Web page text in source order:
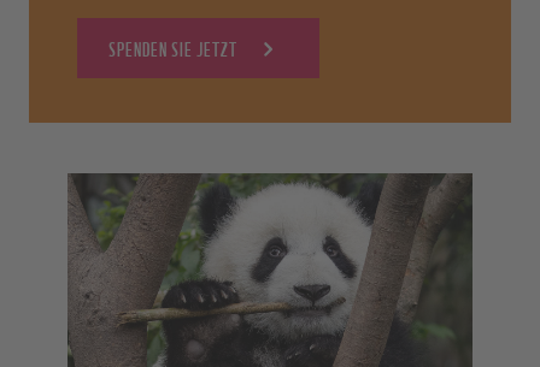
SPENDEN SIE JETZT